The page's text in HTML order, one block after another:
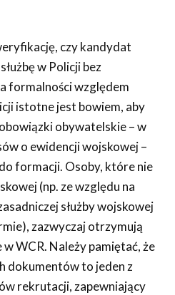
czy kandydat
w Policji bez
formalności względem
istotne jest bowiem, aby
obywatelskie – w
o ewidencji wojskowej –
formacji. Osoby, które nie
(np. ze względu na
służby wojskowej
zazwyczaj otrzymują
WCR. Należy pamiętać, że
dokumentów to jeden z
rekrutacji, zapewniający